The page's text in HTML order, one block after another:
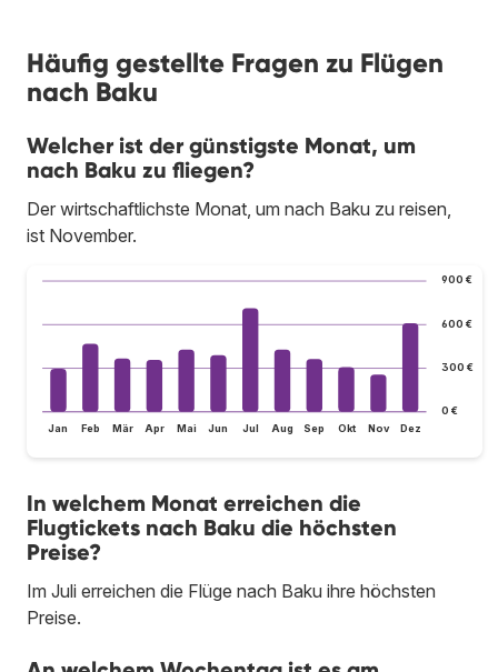
Häufig gestellte Fragen zu Flügen
nach Baku
Welcher ist der günstigste Monat, um
nach Baku zu fliegen?
Der wirtschaftlichste Monat, um nach Baku zu reisen,
ist November.
0 €
300 €
600 €
900 €
Jan Feb Mär Apr Mai Jun Jul Aug Sep Okt Nov Dez
In welchem Monat erreichen die
Flugtickets nach Baku die höchsten
Preise?
Im Juli erreichen die Flüge nach Baku ihre höchsten
Preise.